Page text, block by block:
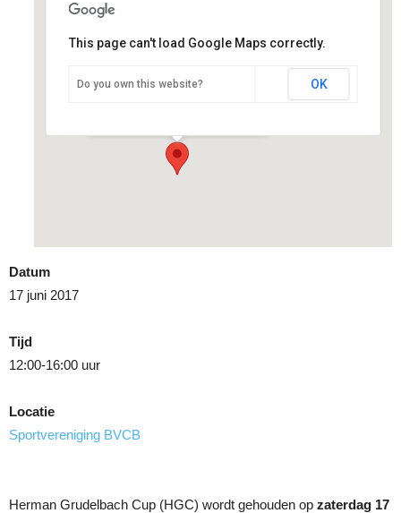
Sportvereniging BVCB
This page can't load Google Maps correctly.
Do you own this website? OK
Datum
17 juni 2017
Tijd
12:00-16:00 uur
Locatie
Sportvereniging BVCB
Herman Grudelbach Cup (HGC) wordt gehouden op zaterdag 17